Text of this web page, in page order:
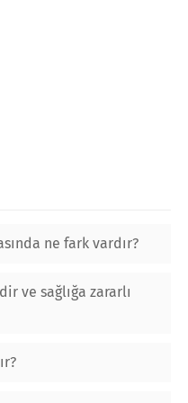
ne fark vardır?
ve sağlığa zararlı